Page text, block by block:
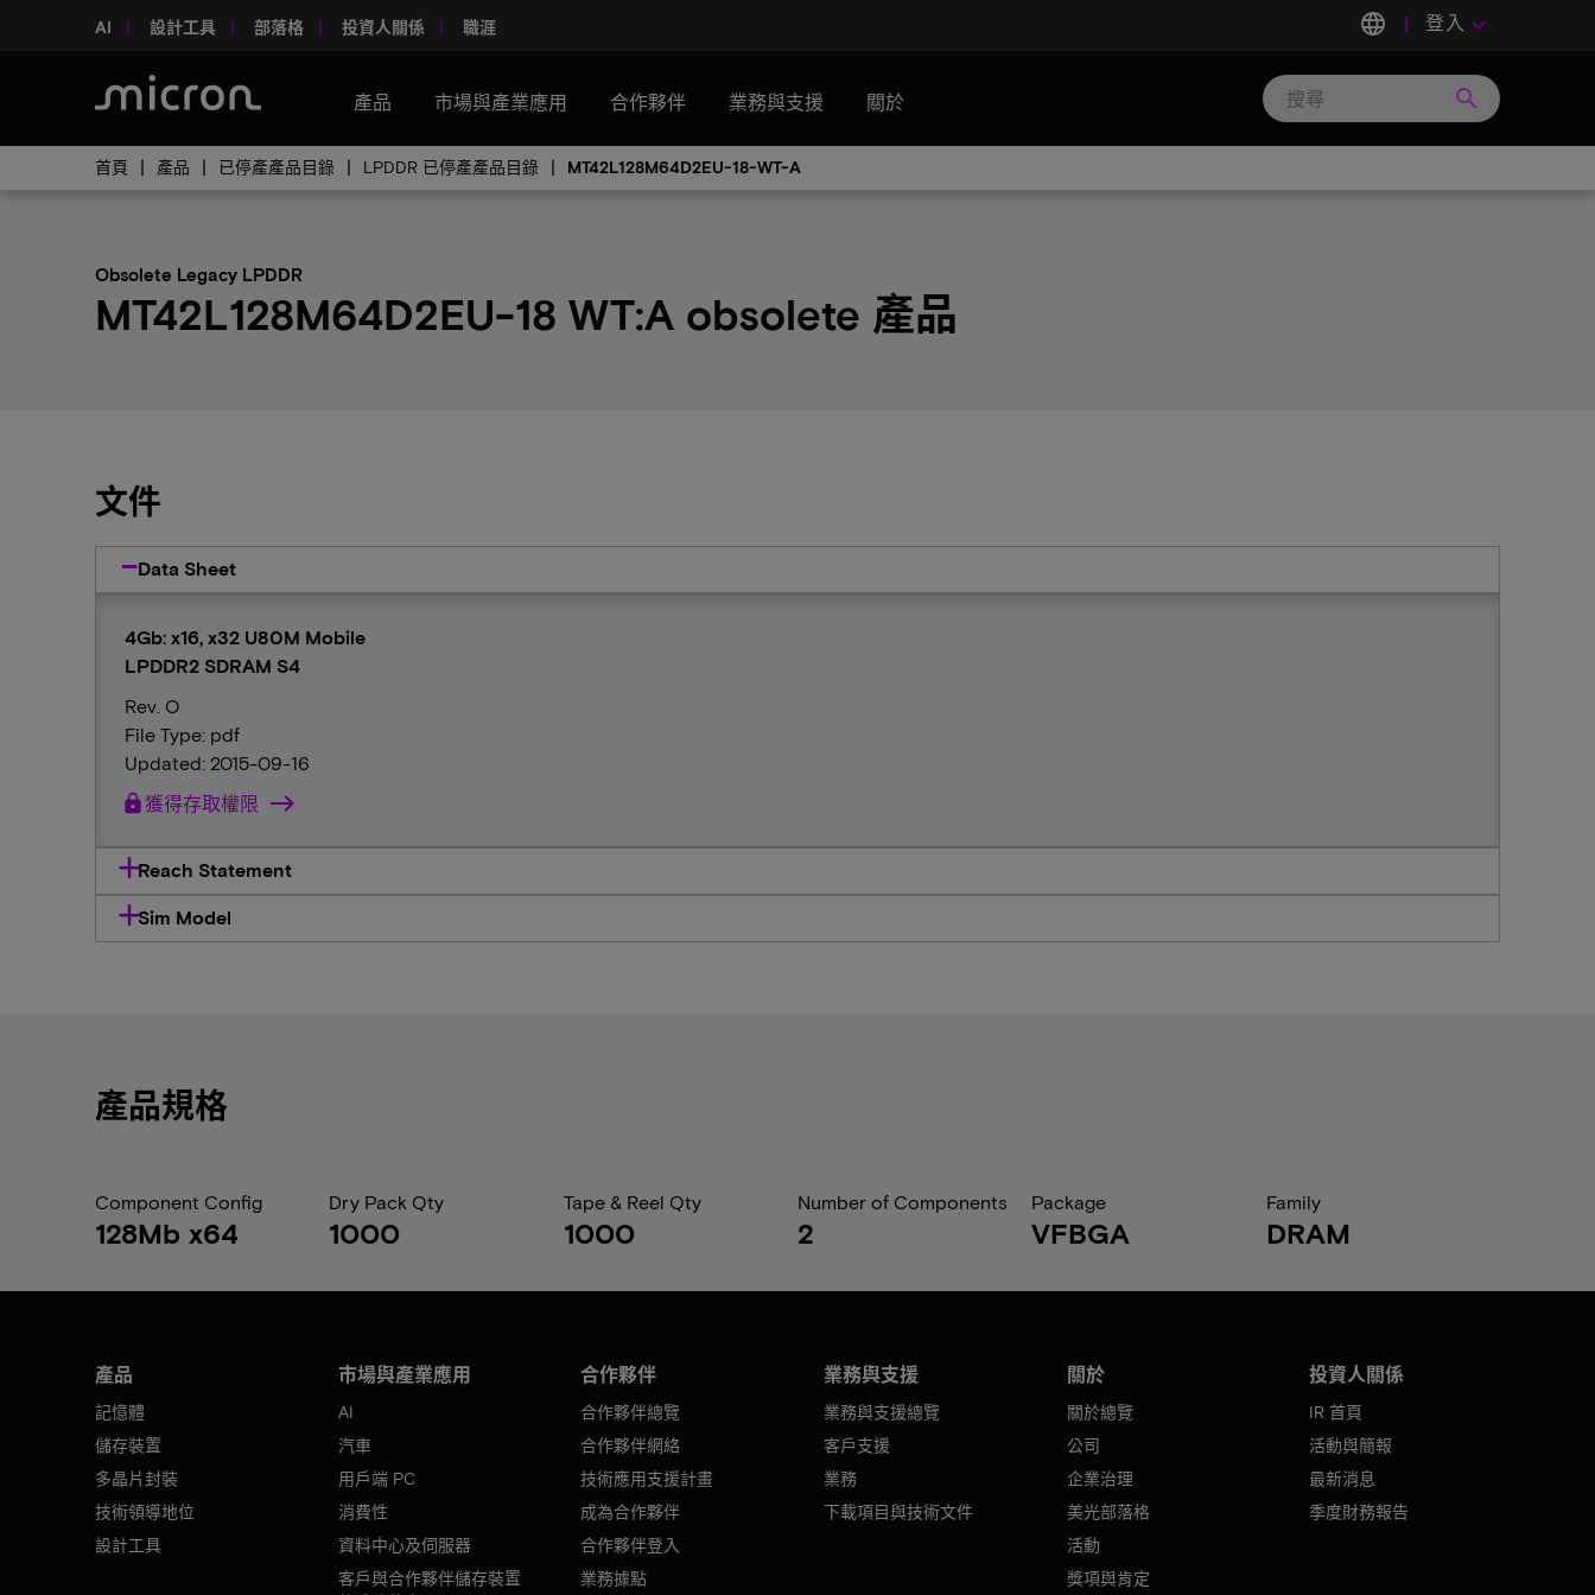
AI 設計工具 部落格 投資人關係 職涯 language 登入 keyboard_arrow_down
產品 市場與產業應用 合作夥伴 業務與支援 關於 search
首頁 產品 已停產產品目錄 LPDDR 已停產產品目錄 MT42L128M64D2EU-18-WT-A
Obsolete Legacy LPDDR
MT42L128M64D2EU-18 WT:A obsolete 產品
文件
Data Sheet
4Gb: x16, x32 U80M Mobile
LPDDR2 SDRAM S4
Rev. O
File Type: pdf
Updated: 2015-09-16
lock 獲得存取權限
Reach Statement
Sim Model
產品規格
Component Config
128Mb x64
Dry Pack Qty
1000
Tape & Reel Qty
1000
Number of Components
2
Package
VFBGA
Family
DRAM
產品
記憶體
儲存裝置
多晶片封裝
技術領導地位
設計工具
市場與產業應用
AI
汽車
用戶端 PC
消費性
資料中心及伺服器
客戶與合作夥伴儲存裝置
合作夥伴
合作夥伴總覽
合作夥伴網絡
技術應用支援計畫
成為合作夥伴
合作夥伴登入
業務據點
業務與支援
業務與支援總覽
客戶支援
業務
下載項目與技術文件
關於
關於總覽
公司
企業治理
美光部落格
活動
獎項與肯定
投資人關係
IR 首頁
活動與簡報
最新消息
季度財務報告